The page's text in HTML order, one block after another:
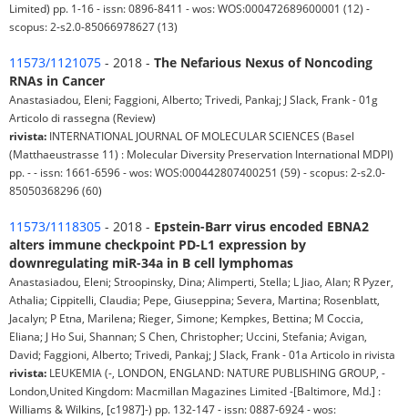
Limited) pp. 1-16 - issn: 0896-8411 - wos: WOS:000472689600001 (12) -
scopus: 2-s2.0-85066978627 (13)
11573/1121075 - 2018 - The Nefarious Nexus of Noncoding
RNAs in Cancer
Anastasiadou, Eleni; Faggioni, Alberto; Trivedi, Pankaj; J Slack, Frank - 01g
Articolo di rassegna (Review)
rivista: INTERNATIONAL JOURNAL OF MOLECULAR SCIENCES (Basel
(Matthaeustrasse 11) : Molecular Diversity Preservation International MDPI)
pp. - - issn: 1661-6596 - wos: WOS:000442807400251 (59) - scopus: 2-s2.0-
85050368296 (60)
11573/1118305 - 2018 - Epstein-Barr virus encoded EBNA2
alters immune checkpoint PD-L1 expression by
downregulating miR-34a in B cell lymphomas
Anastasiadou, Eleni; Stroopinsky, Dina; Alimperti, Stella; L Jiao, Alan; R Pyzer,
Athalia; Cippitelli, Claudia; Pepe, Giuseppina; Severa, Martina; Rosenblatt,
Jacalyn; P Etna, Marilena; Rieger, Simone; Kempkes, Bettina; M Coccia,
Eliana; J Ho Sui, Shannan; S Chen, Christopher; Uccini, Stefania; Avigan,
David; Faggioni, Alberto; Trivedi, Pankaj; J Slack, Frank - 01a Articolo in rivista
rivista: LEUKEMIA (-, LONDON, ENGLAND: NATURE PUBLISHING GROUP, -
London,United Kingdom: Macmillan Magazines Limited -[Baltimore, Md.] :
Williams & Wilkins, [c1987]-) pp. 132-147 - issn: 0887-6924 - wos: